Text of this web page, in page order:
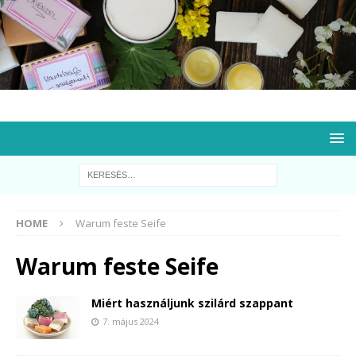
HOME Warum feste Seife
Warum feste Seife
Miért használjunk szilárd szappant
7. május 2024